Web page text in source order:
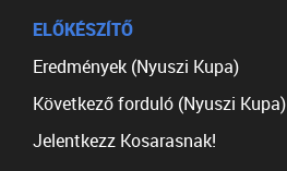
ELŐKÉSZÍTŐ
Eredmények (Nyuszi Kupa)
Következő forduló (Nyuszi Kupa)
Jelentkezz Kosarasnak!